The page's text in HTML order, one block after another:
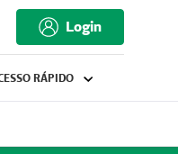
Login
RÁPIDO